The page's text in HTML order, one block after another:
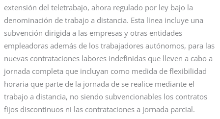
extensión del teletrabajo, ahora regulado por ley bajo la
denominación de trabajo a distancia. Esta línea incluye una
subvención dirigida a las empresas y otras entidades
empleadoras además de los trabajadores autónomos, para las
nuevas contrataciones labores indefinidas que lleven a cabo a
jornada completa que incluyan como medida de flexibilidad
horaria que parte de la jornada de se realice mediante el
trabajo a distancia, no siendo subvencionables los contratos
fijos discontinuos ni las contrataciones a jornada parcial.